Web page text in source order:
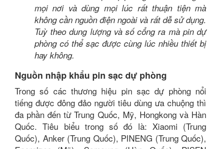
mọi nơi và dùng mọi lúc rất thuận tiện mà
không cần nguồn điện ngoài và rất dễ sử dụng.
Tuỳ theo dung lượng và số cổng ra mà pin dự
phòng có thể sạc được cùng lúc nhiều thiết bị
hay không.
Nguồn nhập khẩu pin sạc dự phòng
Trong số các thương hiệu pin sạc dự phòng nổi
tiếng được đông đảo người tiêu dùng ưa chuộng thì
đa phần đến từ Trung Quốc, Mỹ, Hongkong và Hàn
Quốc. Tiêu biểu trong số đó là: Xiaomi (Trung
Quốc), Anker (Trung Quốc), PINENG (Trung Quốc),